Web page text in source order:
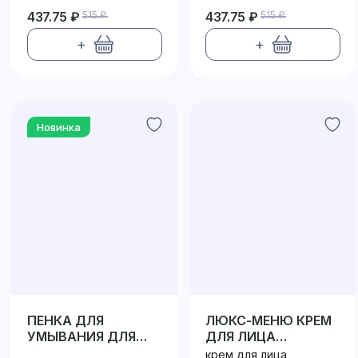
515 ₽
437.75 ₽
+
515 ₽
437.75 ₽
+
Новинка
ПЕНКА ДЛЯ
УМЫВАНИЯ ДЛЯ
ЛЮКС-МЕНЮ КРЕМ
ДЛЯ ЛИЦА
ПИТАНИЕ И
крем для лица